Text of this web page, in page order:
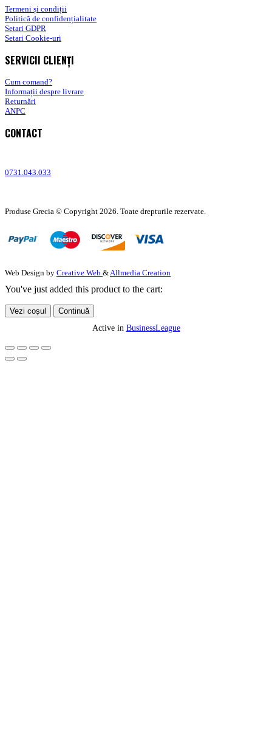
Termeni și condiții
Politică de confidențialitate
Setari GDPR
Setari Cookie-uri
SERVICII CLIENȚI
Cum comand?
Informații despre livrare
Returnări
ANPC
CONTACT
0731.043.033
Produse Grecia © Copyright 2026. Toate drepturile rezervate.
Web Design by Creative Web &Allmedia Creation
You've just added this product to the cart:
Vezi coșul
Continuă
Active in BusinessLeague